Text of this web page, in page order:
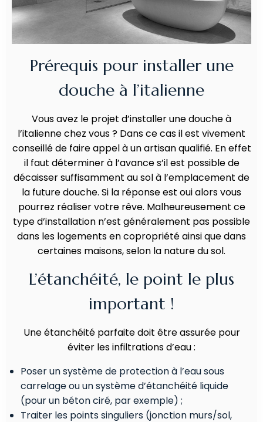
Prérequis pour installer une
douche à l’italienne
Vous avez le projet d’installer une douche à
l’italienne chez vous ? Dans ce cas il est vivement
conseillé de faire appel à un artisan qualifié. En effet
il faut déterminer à l’avance s’il est possible de
décaisser suffisamment au sol à l’emplacement de
la future douche. Si la réponse est oui alors vous
pourrez réaliser votre rêve. Malheureusement ce
type d’installation n’est généralement pas possible
dans les logements en copropriété ainsi que dans
certaines maisons, selon la nature du sol.
L’étanchéité, le point le plus
important !
Une étanchéité parfaite doit être assurée pour
éviter les infiltrations d’eau :
Poser un système de protection à l’eau sous
carrelage ou un système d’étanchéité liquide
(pour un béton ciré, par exemple) ;
Traiter les points singuliers (jonction murs/sol,